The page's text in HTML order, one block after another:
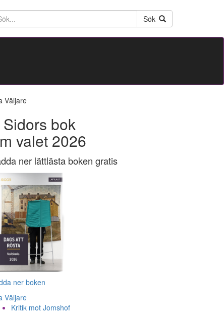
Sök
Väljare
bok
valet 2026
ner lättlästa boken gratis
ner boken
Väljare
Kritik mot Jomshof